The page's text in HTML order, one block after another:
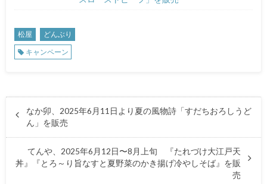
松屋
どんぶり
キャンペーン
なか卯、2025年6月11日より夏の風物詩「すだちおろしうど
ん」を販売
てんや、2025年6月12日〜8月上旬 『たれづけ大江戸天
丼』『とろ～り旨なすと夏野菜のかき揚げ冷やしそば』を販
売